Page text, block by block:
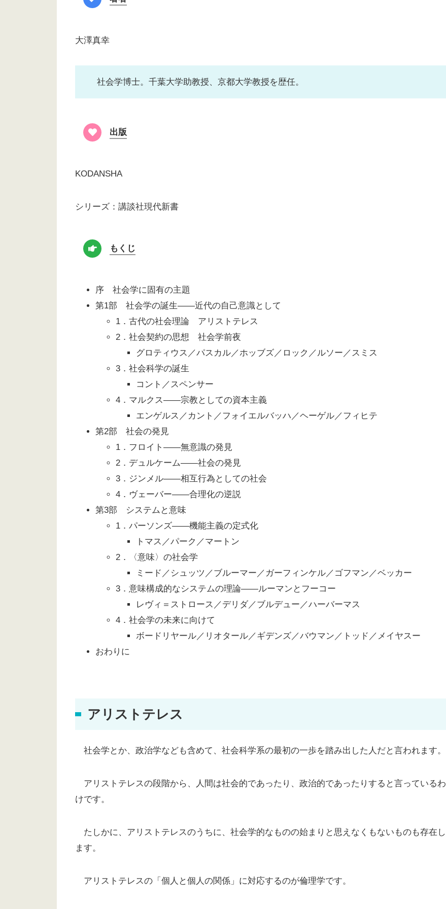
大澤真幸
社会学博士。千葉大学助教授、京都大学教授を歴任。
出版
KODANSHA
シリーズ：講談社現代新書
もくじ
序 社会学に固有の主題
第1部 社会学の誕生――近代の自己意識として
1．古代の社会理論 アリストテレス
2．社会契約の思想 社会学前夜
グロティウス／パスカル／ホッブズ／ロック／ルソー／スミス
3．社会科学の誕生
コント／スペンサー
4．マルクス――宗教としての資本主義
エンゲルス／カント／フォイエルバッハ／ヘーゲル／フィヒテ
第2部 社会の発見
1．フロイト――無意識の発見
2．デュルケーム――社会の発見
3．ジンメル――相互行為としての社会
4．ヴェーバー――合理化の逆説
第3部 システムと意味
1．パーソンズ――機能主義の定式化
トマス／パーク／マートン
2．〈意味〉の社会学
ミード／シュッツ／ブルーマー／ガーフィンケル／ゴフマン／ベッカー
3．意味構成的なシステムの理論――ルーマンとフーコー
レヴィ＝ストロース／デリダ／ブルデュー／ハーバーマス
4．社会学の未来に向けて
ボードリヤール／リオタール／ギデンズ／バウマン／トッド／メイヤスー
おわりに
アリストテレス
社会学とか、政治学なども含めて、社会科学系の最初の一歩を踏み出した人だと言われます。
アリストテレスの段階から、人間は社会的であったり、政治的であったりすると言っているわ
けです。
たしかに、アリストテレスのうちに、社会学的なものの始まりと思えなくもないものも存在し
ます。
アリストテレスの「個人と個人の関係」に対応するのが倫理学です。